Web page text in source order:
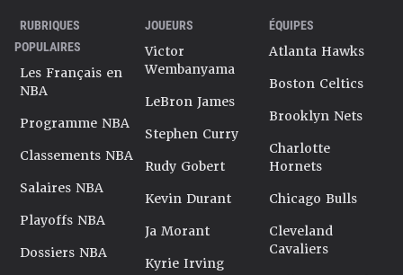
RUBRIQUES
POPULAIRES
Les Français en
NBA
Programme NBA
Classements NBA
Salaires NBA
Playoffs NBA
Dossiers NBA
JOUEURS
Victor
Wembanyama
LeBron James
Stephen Curry
Rudy Gobert
Kevin Durant
Ja Morant
Kyrie Irving
ÉQUIPES
Atlanta Hawks
Boston Celtics
Brooklyn Nets
Charlotte
Hornets
Chicago Bulls
Cleveland
Cavaliers